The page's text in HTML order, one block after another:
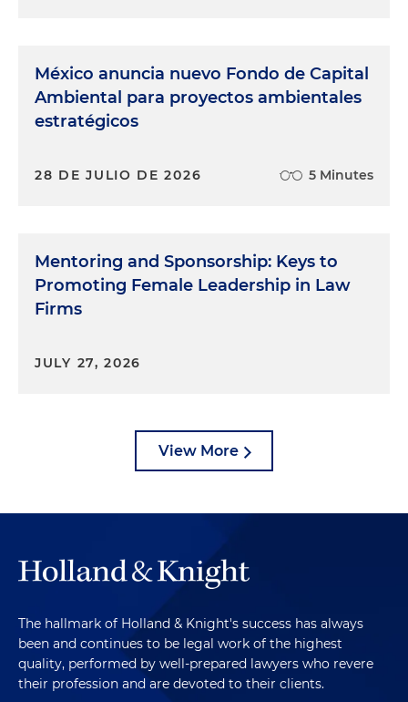
México anuncia nuevo Fondo de Capital
Ambiental para proyectos ambientales
estratégicos
28 DE JULIO DE 2026 5 Minutes
Mentoring and Sponsorship: Keys to
Promoting Female Leadership in Law
Firms
JULY 27, 2026
View More
The hallmark of Holland & Knight's success has always
been and continues to be legal work of the highest
quality, performed by well-prepared lawyers who revere
their profession and are devoted to their clients.